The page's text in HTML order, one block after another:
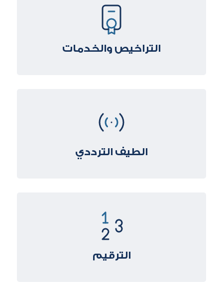
التراخيص والخدمات
الطيف الترددي
الترقيم